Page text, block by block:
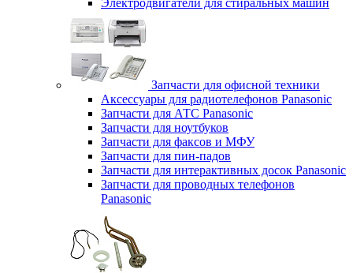
Электродвигатели для стиральных машин
Запчасти для офисной техники
Аксессуары для радиотелефонов Panasonic
Запчасти для АТС Panasonic
Запчасти для ноутбуков
Запчасти для факсов и МФУ
Запчасти для пин-падов
Запчасти для интерактивных досок Panasonic
Запчасти для проводных телефонов
Panasonic